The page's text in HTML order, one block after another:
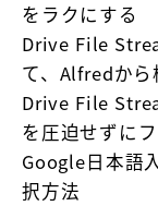
をラクにする
Drive File
て、Alfredか
Drive File
を圧迫せずに
Google日本語
択方法